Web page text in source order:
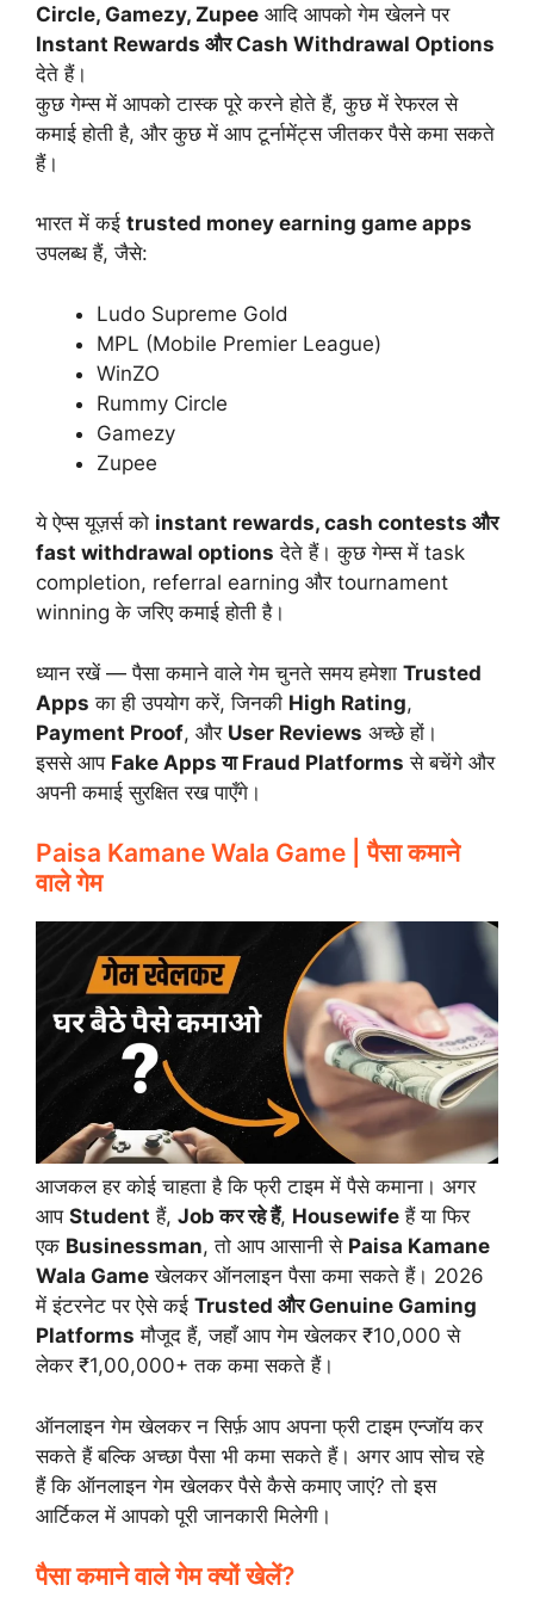
Circle, Gamezy, Zupee आदि आपको गेम खेलने पर
Instant Rewards और Cash Withdrawal Options
देते हैं।
कुछ गेम्स में आपको टास्क पूरे करने होते हैं, कुछ में रेफरल से
कमाई होती है, और कुछ में आप टूर्नामेंट्स जीतकर पैसे कमा सकते
हैं।
भारत में कई trusted money earning game apps
उपलब्ध हैं, जैसे:
Ludo Supreme Gold
MPL (Mobile Premier League)
WinZO
Rummy Circle
Gamezy
Zupee
ये ऐप्स यूज़र्स को instant rewards, cash contests और
fast withdrawal options देते हैं। कुछ गेम्स में task
completion, referral earning और tournament
winning के जरिए कमाई होती है।
ध्यान रखें — पैसा कमाने वाले गेम चुनते समय हमेशा Trusted
Apps का ही उपयोग करें, जिनकी High Rating,
Payment Proof, और User Reviews अच्छे हों।
इससे आप Fake Apps या Fraud Platforms से बचेंगे और
अपनी कमाई सुरक्षित रख पाएँगे।
Paisa Kamane Wala Game | पैसा कमाने
वाले गेम
आजकल हर कोई चाहता है कि फ्री टाइम में पैसे कमाना। अगर
आप Student हैं, Job कर रहे हैं, Housewife हैं या फिर
एक Businessman, तो आप आसानी से Paisa Kamane
Wala Game खेलकर ऑनलाइन पैसा कमा सकते हैं। 2026
में इंटरनेट पर ऐसे कई Trusted और Genuine Gaming
Platforms मौजूद हैं, जहाँ आप गेम खेलकर ₹10,000 से
लेकर ₹1,00,000+ तक कमा सकते हैं।
ऑनलाइन गेम खेलकर न सिर्फ़ आप अपना फ्री टाइम एन्जॉय कर
सकते हैं बल्कि अच्छा पैसा भी कमा सकते हैं। अगर आप सोच रहे
हैं कि ऑनलाइन गेम खेलकर पैसे कैसे कमाए जाएं? तो इस
आर्टिकल में आपको पूरी जानकारी मिलेगी।
पैसा कमाने वाले गेम क्यों खेलें?